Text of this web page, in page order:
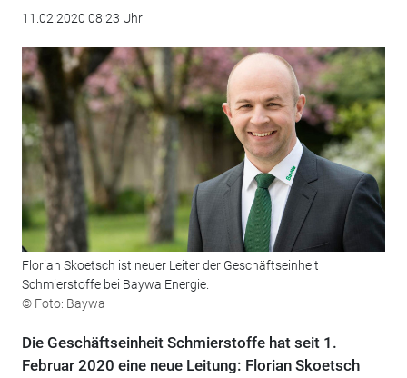
11.02.2020 08:23 Uhr
Florian Skoetsch ist neuer Leiter der Geschäftseinheit
Schmierstoffe bei Baywa Energie.
© Foto: Baywa
Die Geschäftseinheit Schmierstoffe hat seit 1.
Februar 2020 eine neue Leitung: Florian Skoetsch